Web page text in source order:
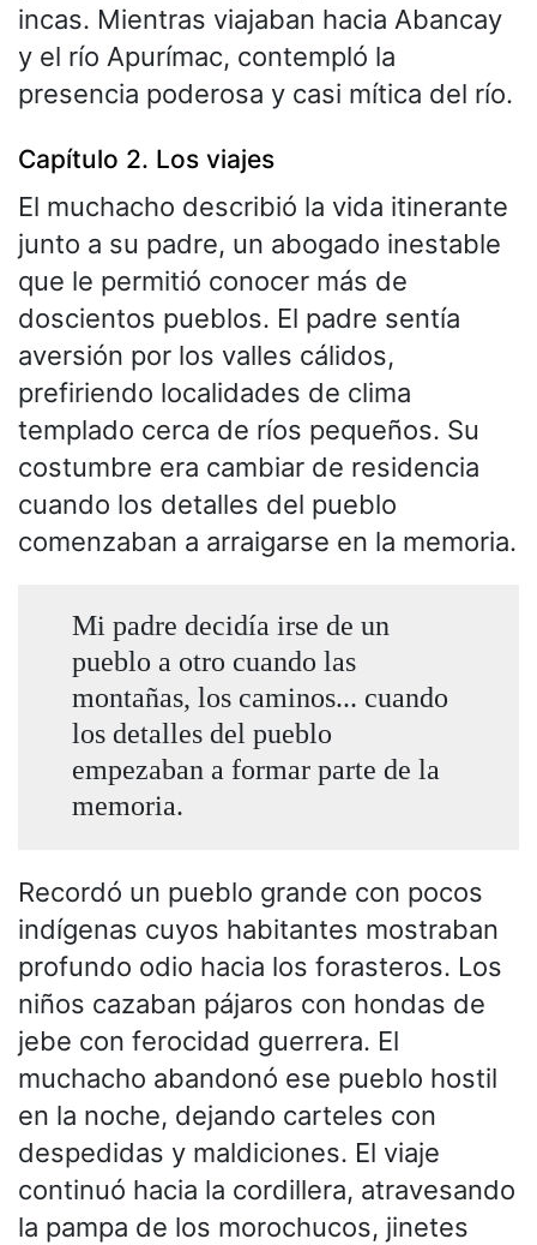
incas. Mientras viajaban hacia Abancay
y el río Apurímac, contempló la
presencia poderosa y casi mítica del río.
Capítulo 2. Los viajes
El muchacho describió la vida itinerante
junto a su padre, un abogado inestable
que le permitió conocer más de
doscientos pueblos. El padre sentía
aversión por los valles cálidos,
prefiriendo localidades de clima
templado cerca de ríos pequeños. Su
costumbre era cambiar de residencia
cuando los detalles del pueblo
comenzaban a arraigarse en la memoria.
Mi padre decidía irse de un
pueblo a otro cuando las
montañas, los caminos... cuando
los detalles del pueblo
empezaban a formar parte de la
memoria.
Recordó un pueblo grande con pocos
indígenas cuyos habitantes mostraban
profundo odio hacia los forasteros. Los
niños cazaban pájaros con hondas de
jebe con ferocidad guerrera. El
muchacho abandonó ese pueblo hostil
en la noche, dejando carteles con
despedidas y maldiciones. El viaje
continuó hacia la cordillera, atravesando
la pampa de los morochucos, jinetes